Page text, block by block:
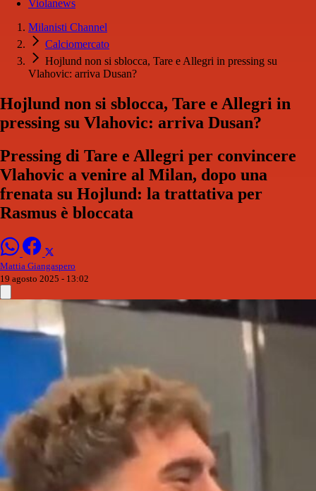
Violanews
Milanisti Channel
Calciomercato
Hojlund non si sblocca, Tare e Allegri in pressing su
Vlahovic: arriva Dusan?
Hojlund non si sblocca, Tare e Allegri in
pressing su Vlahovic: arriva Dusan?
Pressing di Tare e Allegri per convincere
Vlahovic a venire al Milan, dopo una
frenata su Hojlund: la trattativa per
Rasmus è bloccata
Mattia Giangaspero
19 agosto 2025 - 13:02